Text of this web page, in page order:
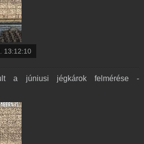
13:12:10
a júniusi jégkárok felmérése -